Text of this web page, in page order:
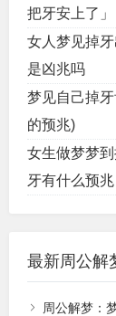
把牙安上了」
女人梦见掉
是凶兆吗
梦见自己掉
的预兆)
女生做梦梦
牙有什么预兆
最新周公解
周公解梦：